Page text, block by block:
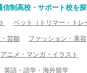
信制高校・サポート校を
ペット（トリマー・トレ
芸能 ファッション・美容
アニメ・マンガ・イラスト
英語・語学・海外留学